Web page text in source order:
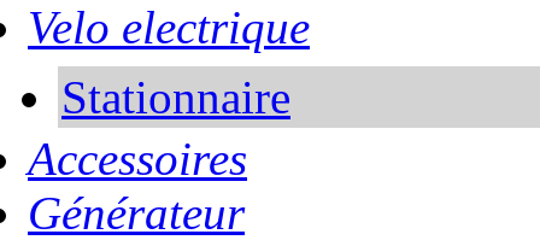
Velo electrique
Stationnaire
Accessoires
Générateur